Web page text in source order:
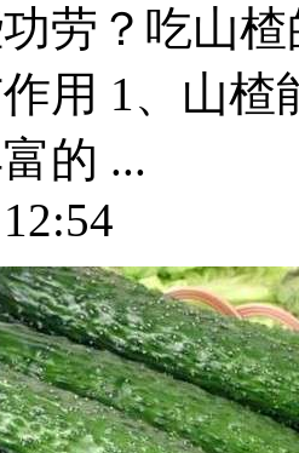
劳？吃山
用 1、山
的 ...